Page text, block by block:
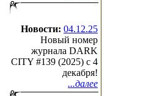
Новости: 04.12.25
Новый номер
журнала DARK
CITY #139 (2025) c 4
декабря!
...далее